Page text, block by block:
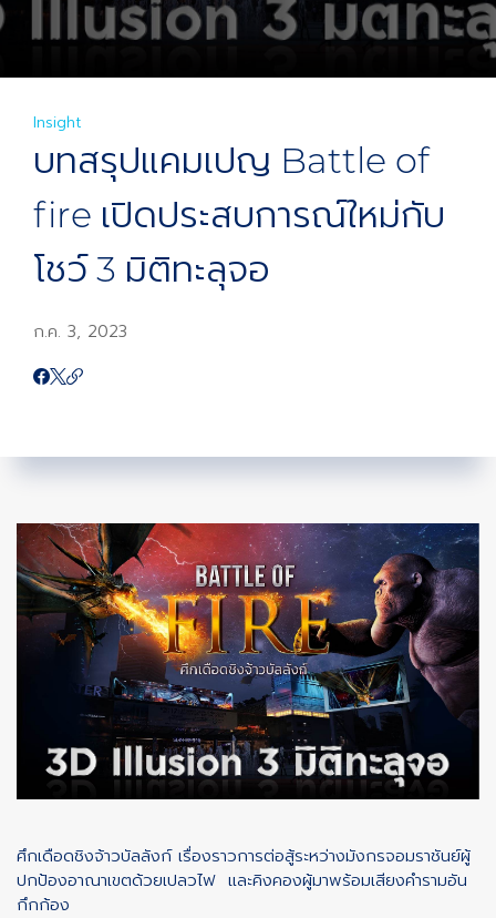
Insight
บทสรุปแคมเปญ Battle of
fire เปิดประสบการณ์ใหม่กับ
โชว์ 3 มิติทะลุจอ
ก.ค. 3, 2023
ศึกเดือดชิงจ้าวบัลลังก์ เรื่องราวการต่อสู้ระหว่างมังกรจอมราชันย์ผู้
ปกป้องอาณาเขตด้วยเปลวไฟ และคิงคองผู้มาพร้อมเสียงคำรามอัน
กึกก้อง